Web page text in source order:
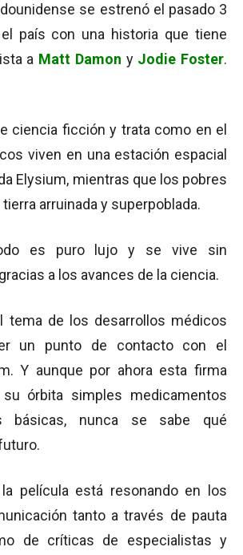
se estrenó el pasado 3
país con una historia que tiene
a Matt Damon y Jodie Foster.
ciencia ficción y trata como en el
viven en una estación espacial
Elysium, mientras que los pobres
tierra arruinada y superpoblada.
es puro lujo y se vive sin
a los avances de la ciencia.
tema de los desarrollos médicos
un punto de contacto con el
Y aunque por ahora esta firma
órbita simples medicamentos
básicas, nunca se sabe qué
película está resonando en los
tanto a través de pauta
de críticas de especialistas y